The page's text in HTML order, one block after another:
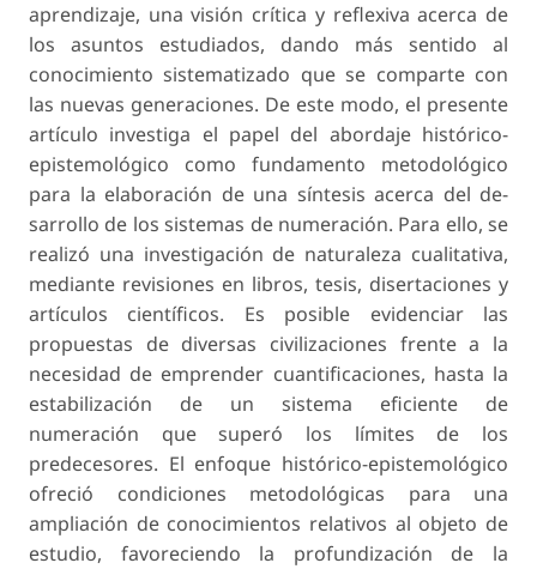
aprendizaje, una visión crítica y reflexiva acerca de
los asuntos estudiados, dando más sentido al
conocimiento sistematizado que se comparte con
las nuevas generaciones. De este modo, el presente
artículo investiga el papel del abordaje histórico-
epistemológico como fundamento metodológico
para la elaboración de una síntesis acerca del de­
sarrollo de los sistemas de numeración. Para ello, se
realizó una investigación de naturaleza cualitativa,
mediante revisiones en libros, tesis, disertaciones y
artículos científicos. Es posible evidenciar las
propuestas de diversas civilizaciones frente a la
necesidad de emprender cuantificaciones, hasta la
estabilización de un sistema eficiente de
numeración que superó los límites de los
predecesores. El enfoque his­tórico-epistemológico
ofreció condiciones metodológicas para una
ampliación de conocimientos relativos al objeto de
estudio, favoreciendo la profundización de la